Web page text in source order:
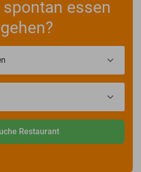
essen
gehen?
Restaurant